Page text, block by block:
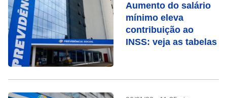
Aumento do salário
mínimo eleva
contribuição ao
INSS: veja as tabelas